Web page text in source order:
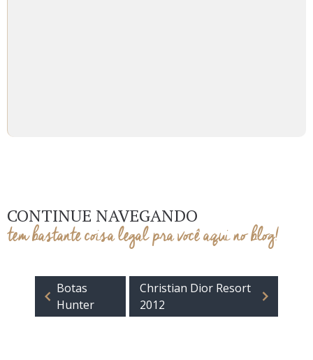
CONTINUE NAVEGANDO
tem bastante coisa legal pra você aqui no blog!
Botas
Hunter
Christian Dior Resort
2012